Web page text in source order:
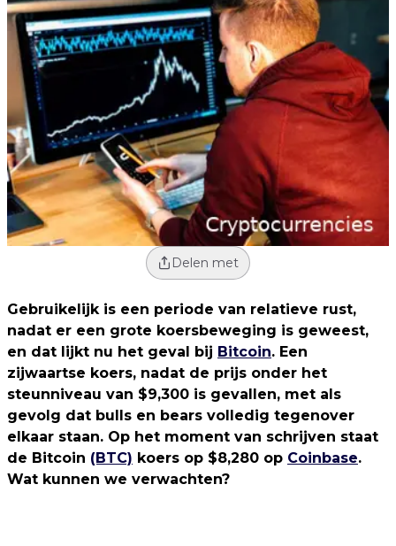
Delen met
Gebruikelijk is een periode van relatieve rust,
nadat er een grote koersbeweging is geweest,
en dat lijkt nu het geval bij Bitcoin. Een
zijwaartse koers, nadat de prijs onder het
steunniveau van $9,300 is gevallen, met als
gevolg dat bulls en bears volledig tegenover
elkaar staan. Op het moment van schrijven staat
de Bitcoin (BTC) koers op $8,280 op Coinbase.
Wat kunnen we verwachten?